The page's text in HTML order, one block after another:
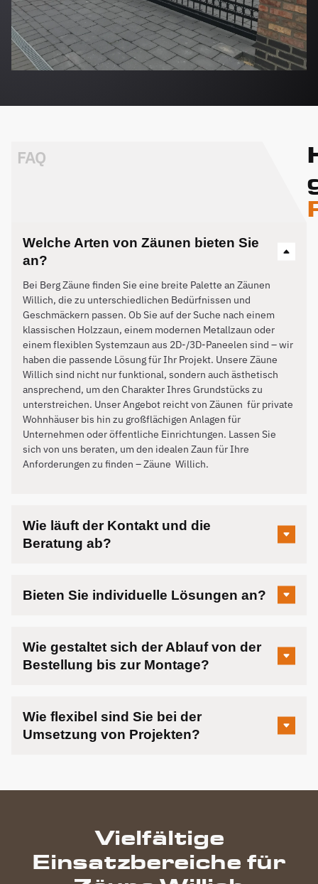
FAQ
Welche Arten von Zäunen bieten Sie
an?
Bei Berg Zäune finden Sie eine breite Palette an Zäunen
Willich, die zu unterschiedlichen Bedürfnissen und
Geschmäckern passen. Ob Sie auf der Suche nach einem
klassischen Holzzaun, einem modernen Metallzaun oder
einem flexiblen Systemzaun aus 2D-/3D-Paneelen sind – wir
haben die passende Lösung für Ihr Projekt. Unsere Zäune
Willich sind nicht nur funktional, sondern auch ästhetisch
ansprechend, um den Charakter Ihres Grundstücks zu
unterstreichen. Unser Angebot reicht von Zäunen für private
Wohnhäuser bis hin zu großflächigen Anlagen für
Unternehmen oder öffentliche Einrichtungen. Lassen Sie
sich von uns beraten, um den idealen Zaun für Ihre
Anforderungen zu finden – Zäune Willich.
Wie läuft der Kontakt und die
Beratung ab?
Bieten Sie individuelle Lösungen an?
Wie gestaltet sich der Ablauf von der
Bestellung bis zur Montage?
Wie flexibel sind Sie bei der
Umsetzung von Projekten?
Vielfältige
Einsatzbereiche für